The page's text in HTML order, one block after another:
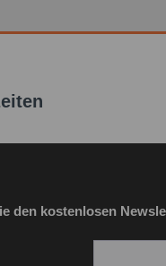
den kostenlosen